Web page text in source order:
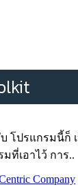
บ โปรแกรมนี้ก็
ที่เอาไว้ การ..
Company